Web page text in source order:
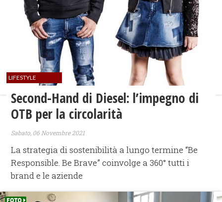
LIFESTYLE
Second-Hand di Diesel: l’impegno di
OTB per la circolarità
Sabato, 06 Novembre 2021
La strategia di sostenibilità a lungo termine “Be
Responsible. Be Brave” coinvolge a 360° tutti i
brand e le aziende